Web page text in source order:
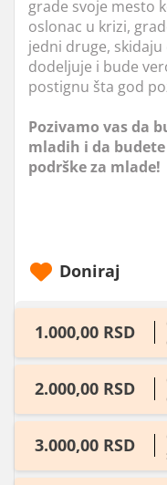
grade svoje mesto
oslonac u krizi,
jedni druge,
dodeljuje i bude
postignu šta god
Pozivamo vas da
mladih i da
podrške za mlade!
Doniraj
1.000,00 RSD
2.000,00 RSD
3.000,00 RSD